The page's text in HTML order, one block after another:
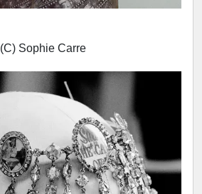
(C) Sophie Carre